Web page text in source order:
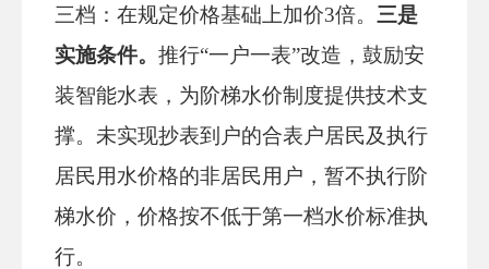
三档：在规定价格基础上加价3倍。 三是
实施条件。 推行“一户一表”改造，鼓励安
装智能水表，为阶梯水价制度提供技术支
撑。未实现抄表到户的合表户居民及执行
居民用水价格的非居民用户，暂不执行阶
梯水价，价格按不低于第一档水价标准执
行。